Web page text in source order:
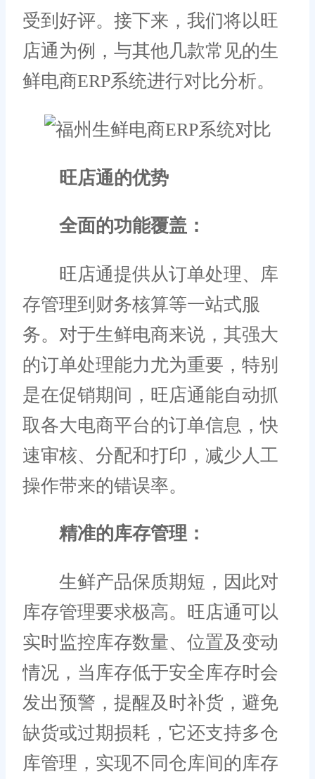
受到好评。接下来，我们将以旺
店通为例，与其他几款常见的生
鲜电商ERP系统进行对比分析。
旺店通的优势
全面的功能覆盖：
旺店通提供从订单处理、库
存管理到财务核算等一站式服
务。对于生鲜电商来说，其强大
的订单处理能力尤为重要，特别
是在促销期间，旺店通能自动抓
取各大电商平台的订单信息，快
速审核、分配和打印，减少人工
操作带来的错误率。
精准的库存管理：
生鲜产品保质期短，因此对
库存管理要求极高。旺店通可以
实时监控库存数量、位置及变动
情况，当库存低于安全库存时会
发出预警，提醒及时补货，避免
缺货或过期损耗，它还支持多仓
库管理，实现不同仓库间的库存